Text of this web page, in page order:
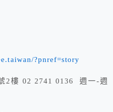
?pnref=story
2樓 02 2741 0136 週一-週